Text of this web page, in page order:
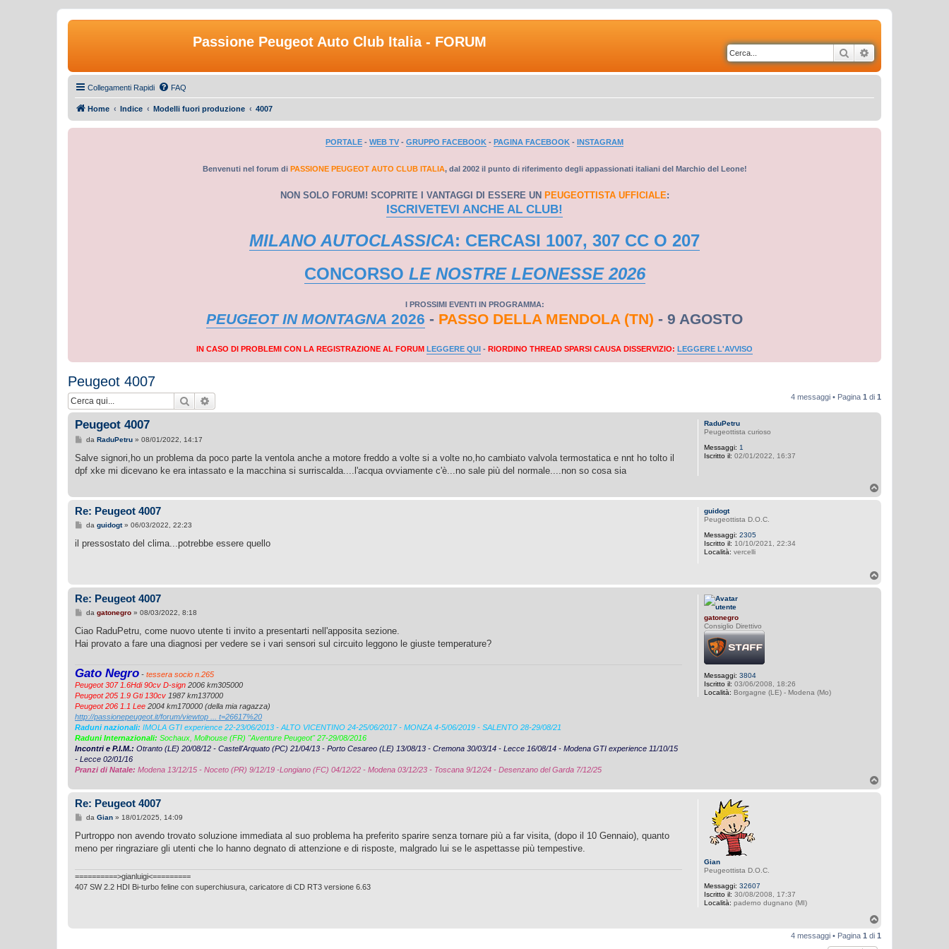
Passione Peugeot Auto Club Italia - FORUM
Cerca
Collegamenti Rapidi FAQ
Home Indice Modelli fuori produzione 4007
PORTALE - WEB TV - GRUPPO FACEBOOK - PAGINA FACEBOOK - INSTAGRAM
Benvenuti nel forum di PASSIONE PEUGEOT AUTO CLUB ITALIA, dal 2002 il punto di riferimento degli appassionati italiani del Marchio del Leone!
NON SOLO FORUM! SCOPRITE I VANTAGGI DI ESSERE UN PEUGEOTTISTA UFFICIALE:
ISCRIVETEVI ANCHE AL CLUB!
MILANO AUTOCLASSICA: CERCASI 1007, 307 CC O 207
CONCORSO LE NOSTRE LEONESSE 2026
I PROSSIMI EVENTI IN PROGRAMMA:
PEUGEOT IN MONTAGNA 2026 - PASSO DELLA MENDOLA (TN) - 9 AGOSTO
IN CASO DI PROBLEMI CON LA REGISTRAZIONE AL FORUM LEGGERE QUI - RIORDINO THREAD SPARSI CAUSA DISSERVIZIO: LEGGERE L'AVVISO
Peugeot 4007
Cerca 4 messaggi • Pagina 1 di 1
RaduPetru
Peugeottista curioso
Messaggi: 1
Iscritto il: 02/01/2022, 16:37
Peugeot 4007
M
s
a
i
da RaduPetru» 08/01/2022, 14:17
Salve signori,ho un problema da poco parte la ventola anche a motore freddo a volte si a volte no,ho cambiato valvola termostatica e nnt ho tolto il
dpf xke mi dicevano ke era intassato e la macchina si surriscalda....l'acqua ovviamente c'è...no sale più del normale....non so cosa sia
guidogt
Peugeottista D.O.C.
Messaggi: 2305
Iscritto il: 10/10/2021, 22:34
Località: vercelli
Re: Peugeot 4007
M
s
s
i
da guidogt» 06/03/2022, 22:23
il pressostato del clima...potrebbe essere quello
gatonegro
Consiglio Direttivo
Messaggi: 3804
Iscritto il: 03/06/2008, 18:26
Località: Borgagne (LE) - Modena (Mo)
Re: Peugeot 4007
M
s
a
i
o
da gatonegro» 08/03/2022, 8:18
Ciao RaduPetru, come nuovo utente ti invito a presentarti nell'apposita sezione.
Hai provato a fare una diagnosi per vedere se i vari sensori sul circuito leggono le giuste temperature?
Gato Negro - tessera socio n.265
Peugeot 307 1.6Hdi 90cv D-sign 2006 km305000
Peugeot 205 1.9 Gti 130cv 1987 km137000
Peugeot 206 1.1 Lee 2004 km170000 (della mia ragazza)
http://passionepeugeot.it/forum/viewtop ... t=26617%20
Raduni nazionali: IMOLA GTI experience 22-23/06/2013 - ALTO VICENTINO 24-25/06/2017 - MONZA 4-5/06/2019 - SALENTO 28-29/08/21
Raduni Internazionali: Sochaux, Molhouse (FR) "Aventure Peugeot" 27-29/08/2016
Incontri e P.I.M.: Otranto (LE) 20/08/12 - Castell'Arquato (PC) 21/04/13 - Porto Cesareo (LE) 13/08/13 - Cremona 30/03/14 - Lecce 16/08/14 - Modena GTI experience 11/10/15
- Lecce 02/01/16
Pranzi di Natale: Modena 13/12/15 - Noceto (PR) 9/12/19 -Longiano (FC) 04/12/22 - Modena 03/12/23 - Toscana 9/12/24 - Desenzano del Garda 7/12/25
Gian
Peugeottista D.O.C.
Messaggi: 32607
Iscritto il: 30/08/2008, 17:37
Località: paderno dugnano (MI)
Re: Peugeot 4007
M
s
a
i
o
da Gian» 18/01/2025, 14:09
Purtroppo non avendo trovato soluzione immediata al suo problema ha preferito sparire senza tornare più a far visita, (dopo il 10 Gennaio), quanto
meno per ringraziare gli utenti che lo hanno degnato di attenzione e di risposte, malgrado lui se le aspettasse più tempestive.
==========>gianluigi<=========
407 SW 2.2 HDI Bi-turbo feline con superchiusura, caricatore di CD RT3 versione 6.63
p
4 messaggi • Pagina 1 di 1